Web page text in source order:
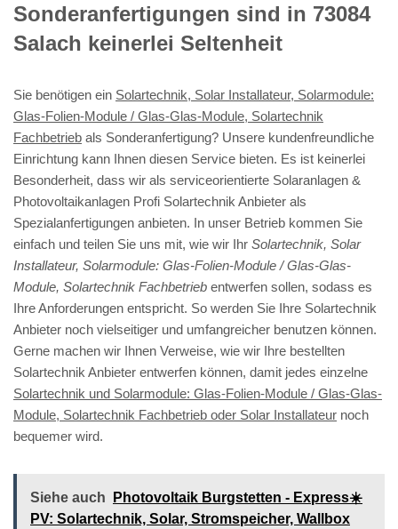
Sonderanfertigungen sind in 73084
Salach keinerlei Seltenheit
Sie benötigen ein Solartechnik, Solar Installateur, Solarmodule:
Glas-Folien-Module / Glas-Glas-Module, Solartechnik
Fachbetrieb als Sonderanfertigung? Unsere kundenfreundliche
Einrichtung kann Ihnen diesen Service bieten. Es ist keinerlei
Besonderheit, dass wir als serviceorientierte Solaranlagen &
Photovoltaikanlagen Profi Solartechnik Anbieter als
Spezialanfertigungen anbieten. In unser Betrieb kommen Sie
einfach und teilen Sie uns mit, wie wir Ihr Solartechnik, Solar
Installateur, Solarmodule: Glas-Folien-Module / Glas-Glas-
Module, Solartechnik Fachbetrieb entwerfen sollen, sodass es
Ihre Anforderungen entspricht. So werden Sie Ihre Solartechnik
Anbieter noch vielseitiger und umfangreicher benutzen können.
Gerne machen wir Ihnen Verweise, wie wir Ihre bestellten
Solartechnik Anbieter entwerfen können, damit jedes einzelne
Solartechnik und Solarmodule: Glas-Folien-Module / Glas-Glas-
Module, Solartechnik Fachbetrieb oder Solar Installateur noch
bequemer wird.
Siehe auch
Photovoltaik Burgstetten - Express☀️
PV️: Solartechnik, Solar, Stromspeicher, Wallbox